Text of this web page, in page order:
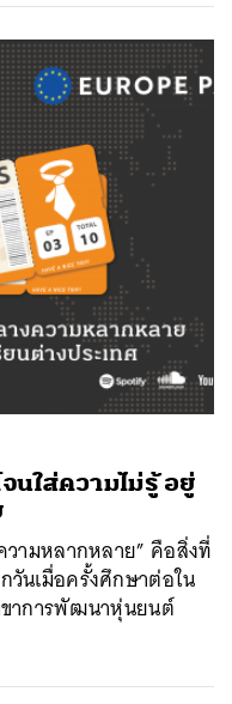
จนใส่ความไม่รู้ อยู่
วามหลากหลาย” คือสิ่งที่
นเมื่อครั้งศึกษาต่อใน
าการพัฒนาหุ่นยนต์